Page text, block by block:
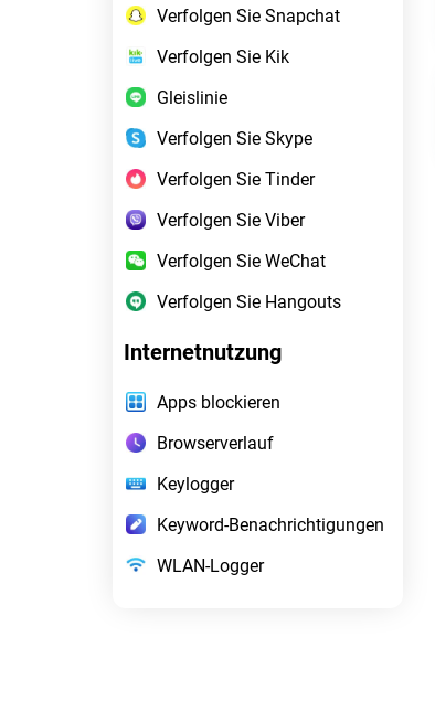
Verfolgen Sie Snapchat
Verfolgen Sie Kik
Gleislinie
Verfolgen Sie Skype
Verfolgen Sie Tinder
Verfolgen Sie Viber
Verfolgen Sie WeChat
Verfolgen Sie Hangouts
Internetnutzung
Apps blockieren
Browserverlauf
Keylogger
Keyword-Benachrichtigungen
WLAN-Logger